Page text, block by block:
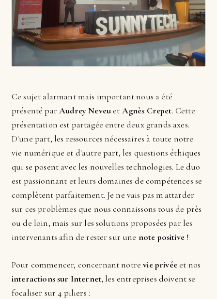
Ce sujet alarmant mais important nous a été
présenté parAudrey Neveuet Agnès Crepet. Cette
présentation est partagée entre deux grands axes.
D'une part, les ressources nécessaires à toute notre
vie numérique et d'autre part, les questions éthiques
qui se posent avec les nouvelles technologies. Le duo
est passionnant et leurs domaines de compétences se
complètent parfaitement. Je ne vais pas m'attarder
sur ces problèmes que nous connaissons tous de près
ou de loin, mais sur les solutions proposées par les
intervenants afin de rester sur une note positive!
Pour commencer, concernant notrevie privéeet nos
interactions sur Internet, les entreprises doivent se
focaliser sur 4 piliers :